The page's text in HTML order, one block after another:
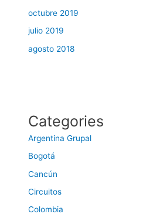
octubre 2019
julio 2019
agosto 2018
Categories
Argentina Grupal
Bogotá
Cancún
Circuitos
Colombia